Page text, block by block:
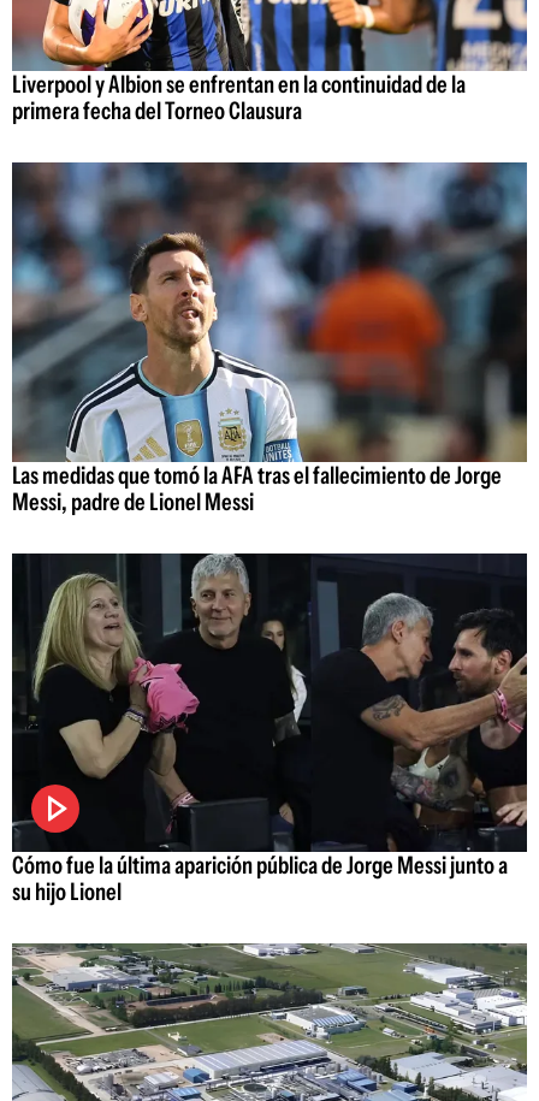
Liverpool y Albion se enfrentan en la continuidad de la
primera fecha del Torneo Clausura
Las medidas que tomó la AFA tras el fallecimiento de Jorge
Messi, padre de Lionel Messi
Cómo fue la última aparición pública de Jorge Messi junto a
su hijo Lionel